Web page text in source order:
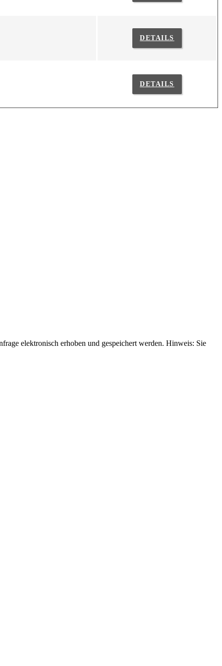
DETAILS
DETAILS
elektronisch erhoben und gespeichert werden. Hinweis: Sie